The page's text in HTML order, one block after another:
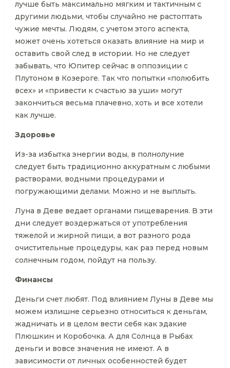
лучше быть максимально мягким и тактичным с
другими людьми, чтобы случайно не растоптать
чужие мечты. Людям, с учетом этого аспекта,
может очень хотеться оказать влияние на мир и
оставить свой след в истории. Но не следует
забывать, что Юпитер сейчас в оппозиции с
Плутоном в Козероге. Так что попытки «полюбить
всех» и «привести к счастью за уши» могут
закончиться весьма плачевно, хоть и все хотели
как лучше.
Здоровье
Из-за избытка энергии воды, в полнолуние
следует быть традиционно аккуратным с любыми
растворами, водными процедурами и
погружающими делами. Можно и не выплыть.
Луна в Деве ведает органами пищеварения. В эти
дни следует воздержаться от употребления
тяжелой и жирной пищи, а вот разного рода
очистительные процедуры, как раз перед новым
солнечным годом, пойдут на пользу.
Финансы
Деньги счет любят. Под влиянием Луны в Деве мы
можем излишне серьезно относиться к деньгам,
жадничать и в целом вести себя как эдакие
Плюшкин и Коробочка. А для Солнца в Рыбах
деньги и вовсе значения не имеют. А в
зависимости от личных особенностей будет